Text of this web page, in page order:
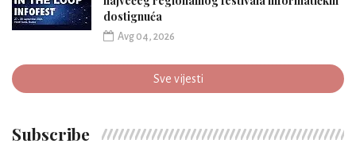
dostignuća
Avg 04, 2026
Sve vijesti
Subscribe